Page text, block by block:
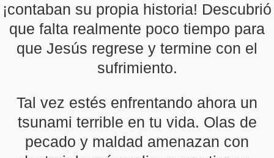
¡contaban su propia historia! Descubrió
que falta realmente poco tiempo para
que Jesús regrese y termine con el
sufrimiento.
Tal vez estés enfrentando ahora un
tsunami terrible en tu vida. Olas de
pecado y maldad amenazan con